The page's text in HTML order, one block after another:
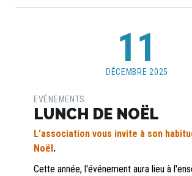
11
DÉCEMBRE 2025
EVÉNEMENTS
LUNCH DE NOËL
L'association vous invite à son
Noël.
Cette année, l'événement aura lieu à